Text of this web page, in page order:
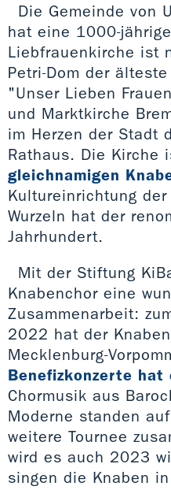
Die Gemeinde von
hat eine 1000-
Liebfrauenkirche ist
Petri-Dom der
"Unser Lieben
und Marktkirche
im Herzen der Stadt
Rathaus. Die Kirche
gleichnamigen
Kultureinrichtung
Wurzeln hat der
Jahrhundert.
Mit der Stiftung
Knabenchor eine
Zusammenarbeit:
2022 hat der
Mecklenburg-
Benefizkonzerte hat
Chormusik aus
Moderne standen
weitere Tournee
wird es auch 2023
singen die Knaben